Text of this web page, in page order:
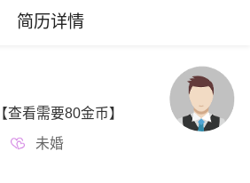
简历详情
【查看需要80金币】
未婚